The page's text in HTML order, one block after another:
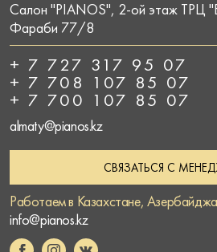
Салон "PIANOS", 2-ой этаж ТРЦ
Фараби 77/8
+ 7 727 317 95 07
+ 7 708 107 85 07
+ 7 700 107 85 07
almaty@pianos.kz
СВЯЗАТЬСЯ С
Работаем в Казахстане,
info@pianos.kz